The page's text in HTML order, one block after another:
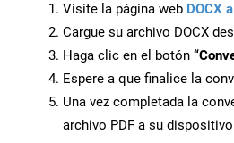
Visite la página web DOCX
Cargue su archivo DOCX
Haga clic en el botón
Espere a que finalice la
Una vez completada la
archivo PDF a su